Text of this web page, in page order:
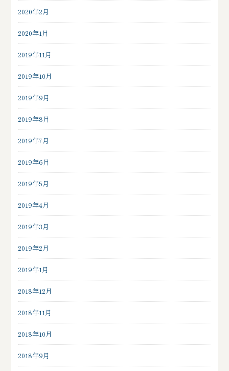
2020年2月
2020年1月
2019年11月
2019年10月
2019年9月
2019年8月
2019年7月
2019年6月
2019年5月
2019年4月
2019年3月
2019年2月
2019年1月
2018年12月
2018年11月
2018年10月
2018年9月